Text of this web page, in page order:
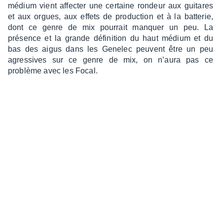
médium vient affec­ter une certaine rondeur aux guitares
et aux orgues, aux effets de produc­tion et à la batte­rie,
dont ce genre de mix pour­rait manquer un peu. La
présence et la grande défi­ni­tion du haut médium et du
bas des aigus dans les Gene­lec peuvent être un peu
agres­sives sur ce genre de mix, on n’aura pas ce
problème avec les Focal.